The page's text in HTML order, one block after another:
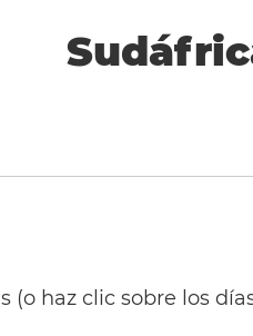
(o haz clic sobre los